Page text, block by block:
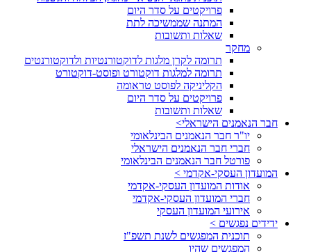
פרויקטים על סדר היום
המתנה שממשיכה לתת
שאלות ותשובות
מחקר
תרומה לקרן מלגות לדוקטורנטיות ולדוקטורנטים
תרומה למלגות דוקטורט ופוסט-דוקטורט
הקליניקה לפוסט טראומה
פרויקטים על סדר היום
שאלות ותשובות
חבר הנאמנים הישראלי>
יו"ר חבר הנאמנים הבינלאומי
חברי חבר הנאמנים הישראלי
פורטל חבר הנאמנים הבינלאומי
המועדון העסקי-אקדמי >
אודות המועדון העסקי-אקדמי
חברי המועדון העסקי-אקדמי
אירועי המועדון העסקי
ידידים נפגשים >
תוכנית המפגשים לשנת תשפ"ז
המפגשים שהיו